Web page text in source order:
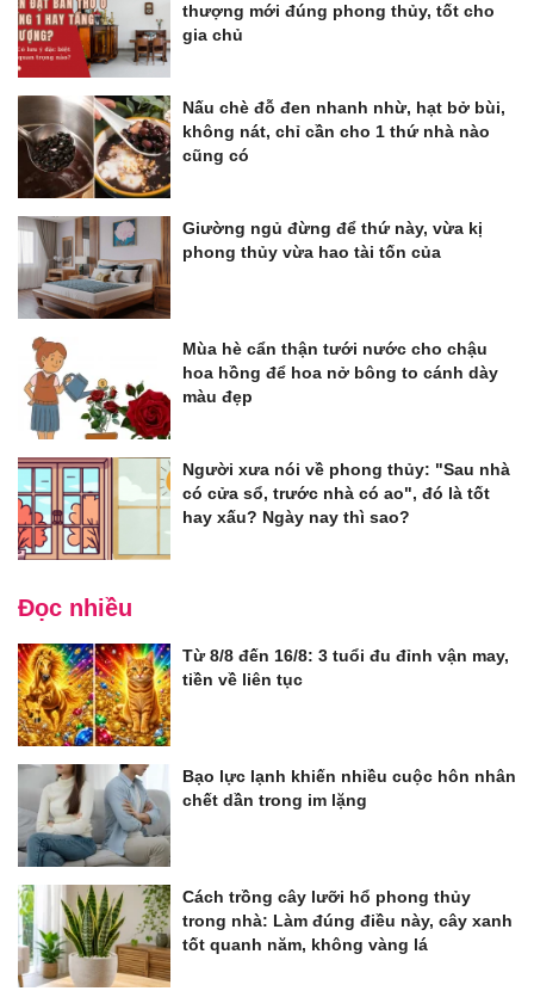
thượng mới đúng phong thủy, tốt cho
gia chủ
Nấu chè đỗ đen nhanh nhừ, hạt bở bùi,
không nát, chỉ cần cho 1 thứ nhà nào
cũng có
Giường ngủ đừng để thứ này, vừa kị
phong thủy vừa hao tài tốn của
Mùa hè cẩn thận tưới nước cho chậu
hoa hồng để hoa nở bông to cánh dày
màu đẹp
Người xưa nói về phong thủy: "Sau nhà
có cửa sổ, trước nhà có ao", đó là tốt
hay xấu? Ngày nay thì sao?
Đọc nhiều
Từ 8/8 đến 16/8: 3 tuổi đu đỉnh vận may,
tiền về liên tục
Bạo lực lạnh khiến nhiều cuộc hôn nhân
chết dần trong im lặng
Cách trồng cây lưỡi hổ phong thủy
trong nhà: Làm đúng điều này, cây xanh
tốt quanh năm, không vàng lá